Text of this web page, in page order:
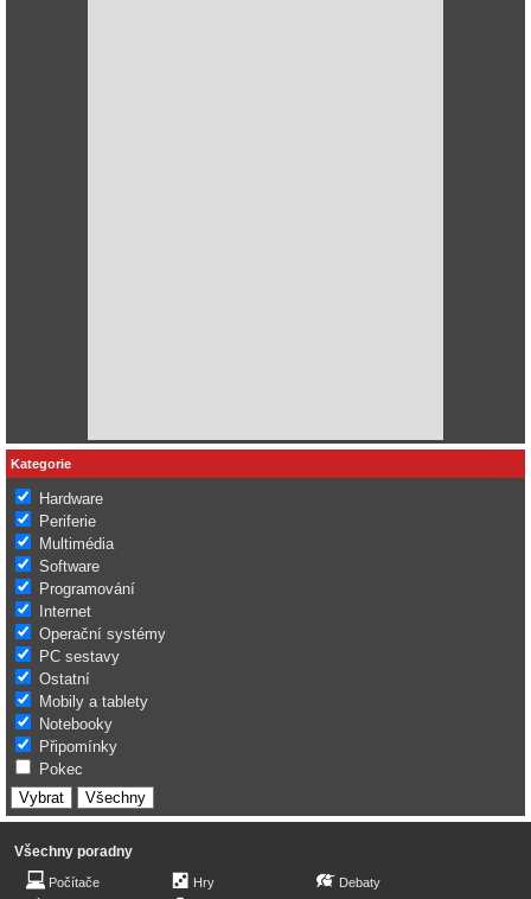
Kategorie
Hardware
Periferie
Multimédia
Software
Programování
Internet
Operační systémy
PC sestavy
Ostatní
Mobily a tablety
Notebooky
Připomínky
Pokec
Všechny poradny
Počítače Hry Debaty